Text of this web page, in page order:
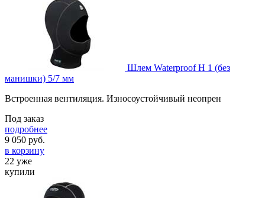
Шлем Waterproof H 1 (без
манишки) 5/7 мм
Встроенная вентиляция. Износоустойчивый неопрен
Под заказ
подробнее
9 050 руб.
в корзину
22 уже
купили